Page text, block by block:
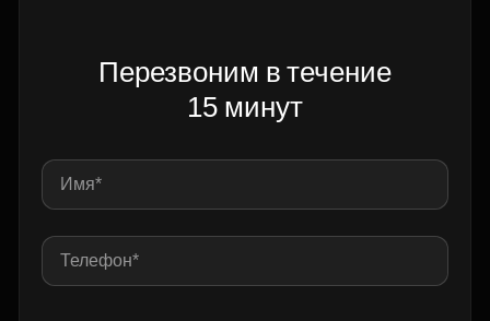
Перезвоним в течение
15 минут